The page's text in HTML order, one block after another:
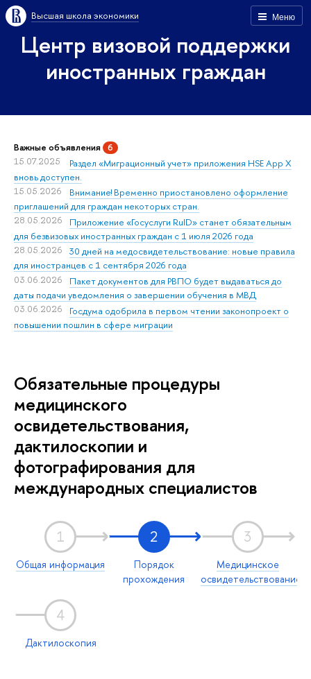
Меню
Высшая школа экономики
Центр визовой поддержки
иностранных граждан
Важные объявления 6
15.07.2025
Раздел «Миграционный учет» приложения HSE App X
вновь доступен.
15.05.2026
Внимание! Временно приостановлено оформление
приглашений для граждан некоторых стран.
28.05.2026
Приложение «Госуслуги RuID» станет обязательным
для безвизовых иностранных граждан с 1 июля 2026 года
28.05.2026
30 дней на медосвидетельствование: новые правила
для иностранцев с 1 сентября 2026 года
03.06.2026
Пакет документов для РВПО будет выдаваться до
даты подачи уведомления о завершении обучения в МВД
03.06.2026
Госдума одобрила в первом чтении законопроект о
повышении пошлин в сфере миграции
Обязательные процедуры
медицинского
освидетельствования,
дактилоскопии и
фотографирования для
международных специалистов
1
Общая информация
2
Порядок
прохождения
3
Медицинское
освидетельствование
4
Дактилоскопия